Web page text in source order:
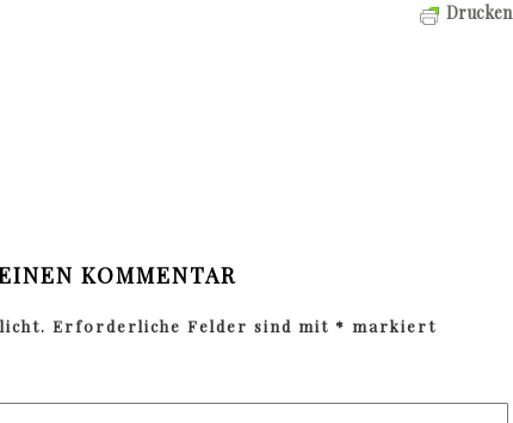
Drucken
KOMMENTAR
Erforderliche Felder sind mit * markiert